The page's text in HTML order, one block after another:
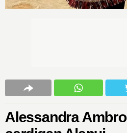
Alessandra